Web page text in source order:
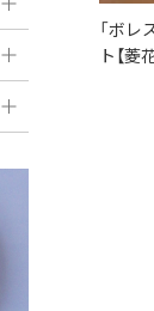
「ボレ
ト【菱